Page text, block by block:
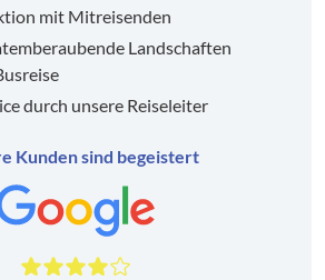
mit Mitreisenden
Landschaften
durch unsere Reiseleiter
Kunden sind begeistert